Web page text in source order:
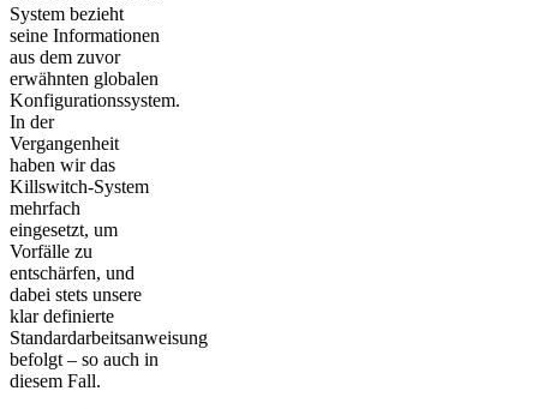
System bezieht
seine Informationen
aus dem zuvor
erwähnten globalen
Konfigurationssystem.
In der
Vergangenheit
haben wir das
Killswitch-System
mehrfach
eingesetzt, um
Vorfälle zu
entschärfen, und
dabei stets unsere
klar definierte
Standardarbeitsanweisung
befolgt – so auch in
diesem Fall.